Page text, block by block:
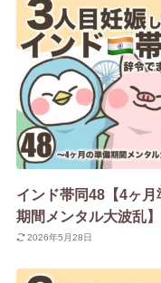
インド帯同48【4ヶ月
期間メンタル大波乱】
2026年5月28日